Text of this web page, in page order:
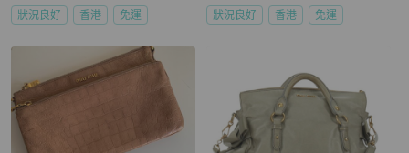
狀況良好 香港 免運 狀況良好 香港 免運